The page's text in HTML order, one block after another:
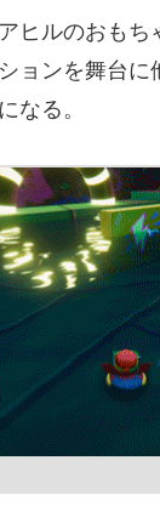
ヒルのおも
ョンを舞台
なる。